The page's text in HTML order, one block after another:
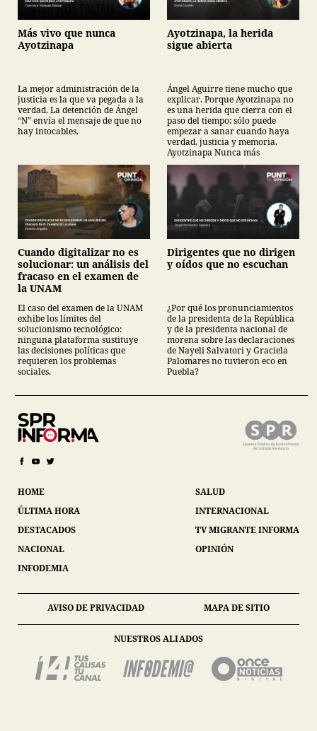
Más vivo que nunca
Ayotzinapa
La mejor administración de la
justicia es la que va pegada a la
verdad. La detención de Ángel
“N” envía el mensaje de que no
hay intocables.
Ayotzinapa, la herida
sigue abierta
Ángel Aguirre tiene mucho que
explicar. Porque Ayotzinapa no
es una herida que cierra con el
paso del tiempo: sólo puede
empezar a sanar cuando haya
verdad, justicia y memoria.
Ayotzinapa Nunca más
Cuando digitalizar no es
solucionar: un análisis del
fracaso en el examen de
la UNAM
El caso del examen de la UNAM
exhibe los límites del
solucionismo tecnológico:
ninguna plataforma sustituye
las decisiones políticas que
requieren los problemas
sociales.
Dirigentes que no dirigen
y oídos que no escuchan
¿Por qué los pronunciamientos
de la presidenta de la República
y de la presidenta nacional de
morena sobre las declaraciones
de Nayeli Salvatori y Graciela
Palomares no tuvieron eco en
Puebla?
HOME
ÚLTIMA HORA
DESTACADOS
NACIONAL
INFODEMIA
SALUD
INTERNACIONAL
TV MIGRANTE INFORMA
OPINIÓN
AVISO DE PRIVACIDAD MAPA DE SITIO
NUESTROS ALIADOS